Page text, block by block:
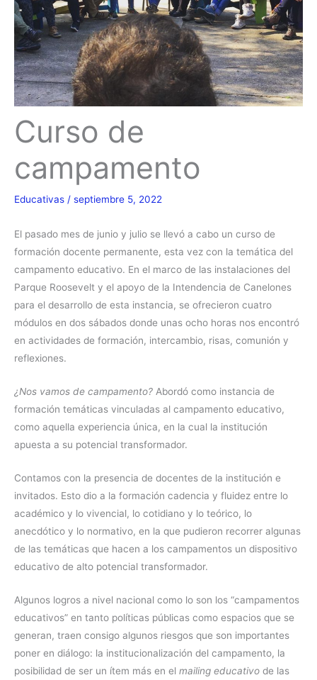
Curso de
campamento
Educativas / septiembre 5, 2022
El pasado mes de junio y julio se llevó a cabo un curso de
formación docente permanente, esta vez con la temática del
campamento educativo. En el marco de las instalaciones del
Parque Roosevelt y el apoyo de la Intendencia de Canelones
para el desarrollo de esta instancia, se ofrecieron cuatro
módulos en dos sábados donde unas ocho horas nos encontró
en actividades de formación, intercambio, risas, comunión y
reflexiones.
¿Nos vamos de campamento? Abordó como instancia de
formación temáticas vinculadas al campamento educativo,
como aquella experiencia única, en la cual la institución
apuesta a su potencial transformador.
Contamos con la presencia de docentes de la institución e
invitados. Esto dio a la formación cadencia y fluidez entre lo
académico y lo vivencial, lo cotidiano y lo teórico, lo
anecdótico y lo normativo, en la que pudieron recorrer algunas
de las temáticas que hacen a los campamentos un dispositivo
educativo de alto potencial transformador.
Algunos logros a nivel nacional como lo son los “campamentos
educativos” en tanto políticas públicas como espacios que se
generan, traen consigo algunos riesgos que son importantes
poner en diálogo: la institucionalización del campamento, la
posibilidad de ser un ítem más en el mailing educativo de las